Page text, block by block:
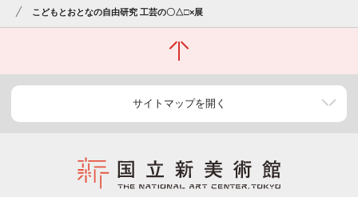
こどもとおとなの自由研究 工芸の〇△□×展
サイトマップを開く